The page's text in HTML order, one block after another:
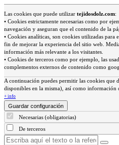
Las cookies que puede utilizar tejidosdolz.com:
• Cookies estrictamente necesarias como por
navegación y aseguran que el contenido de la
• Cookies analíticas, son cookies utilizadas para
fin de mejorar la experiencia del sitio web.
información más relevante a los visitantes.
• Cookies de terceros como por ejemplo, las
complementos externos de contenido como
A continuación puedes permitir las cookies que
disponibles en la misma), así como información
+ info
Guardar configuración
Necesarias (obligatorias)
De terceros